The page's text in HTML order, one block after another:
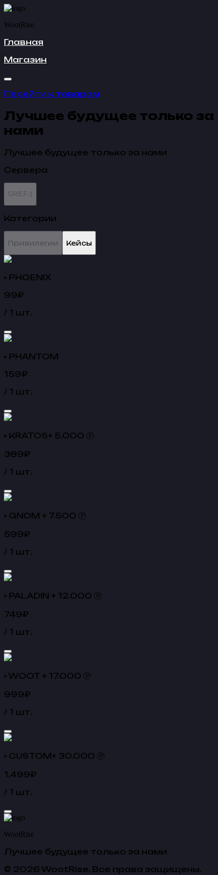
WootRise
Главная
Магазин
Перейти к товарам
Лучшее будущее только за
нами
Лучшее будущее только за нами
Сервера
GRIEF-1
Категории
Привилегии Кейсы
▪ PHOENIX
99₽
/ 1 шт.
▪ PHANTOM
159₽
/ 1 шт.
▪ KRATOS+ 5.000 Ⓟ
389₽
/ 1 шт.
▪ GNOM + 7.500 Ⓟ
599₽
/ 1 шт.
▪ PALADIN + 12.000 Ⓟ
749₽
/ 1 шт.
▪ WOOT + 17.000 Ⓟ
999₽
/ 1 шт.
▪ CUSTOM+ 30.000 Ⓟ
1,499₽
/ 1 шт.
WootRise
Лучшее будущее только за нами
© 2026 WootRise. Все права защищены.